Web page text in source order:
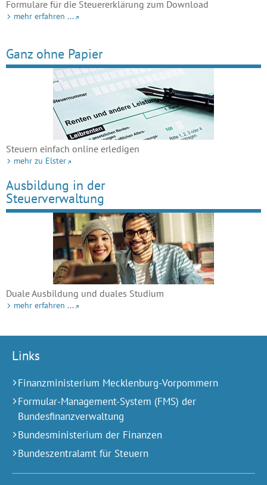
Formulare für die Steuererklärung zum Download
mehr erfahren ...
Ganz ohne Papier
Steuern einfach online erledigen
mehr zu Elster
Ausbildung in der
Steuerverwaltung
Duale Ausbildung und duales Studium
mehr erfahren ...
Links
Finanzministerium Mecklenburg-Vorpommern
Formular-Management-System (FMS) der
Bundesfinanzverwaltung
Bundesministerium der Finanzen
Bundeszentralamt für Steuern